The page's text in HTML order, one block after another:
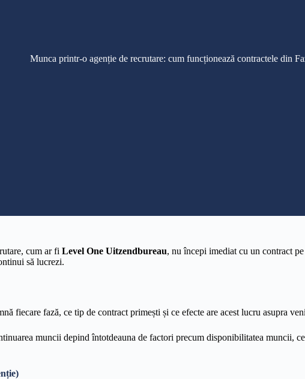
Munca printr-o agenție de recrutare: cum funcționează contractele din
cum ar fi Level One Uitzendbureau, nu începi imediat cu un contract
să lucrezi.
fiecare fază, ce tip de contract primești și ce efecte are acest lucru asupra
muncii depind întotdeauna de factori precum disponibilitatea muncii,